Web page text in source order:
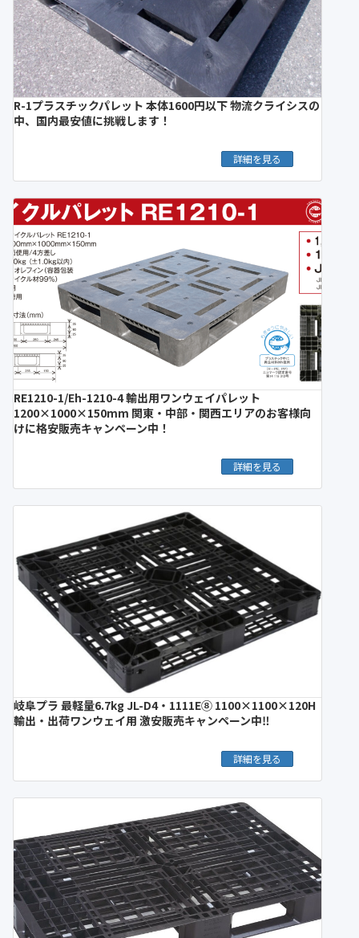
R-1プラスチックパレット 本体1600円以下 物流クライシスの
中、国内最安値に挑戦します！
詳細を見る
RE1210-1/Eh-1210-4 輸出用ワンウェイパレット
1200×1000×150mm 関東・中部・関西エリアのお客様向
けに格安販売キャンペーン中！
詳細を見る
岐阜プラ 最軽量6.7kg JL-D4・1111E⑧ 1100×1100×120H
輸出・出荷ワンウェイ用 激安販売キャンペーン中‼︎
詳細を見る